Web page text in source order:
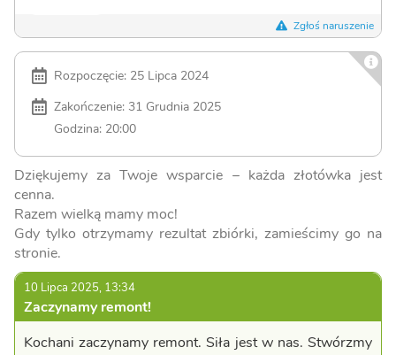
Zgłoś naruszenie
Rozpoczęcie: 25 Lipca 2024
Zakończenie: 31 Grudnia 2025
Godzina: 20:00
Dziękujemy za Twoje wsparcie – każda złotówka jest
cenna.
Razem wielką mamy moc!
Gdy tylko otrzymamy rezultat zbiórki, zamieścimy go na
stronie.
10 Lipca 2025, 13:34
Zaczynamy remont!
Kochani zaczynamy remont. Siła jest w nas. Stwórzmy